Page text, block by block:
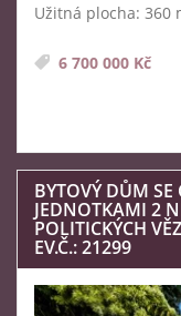
Užitná plocha: 360
6 700 000 Kč
BYTOVÝ DŮM
JEDNOTKAMI 2
POLITICKÝCH
EV.Č.: 21299